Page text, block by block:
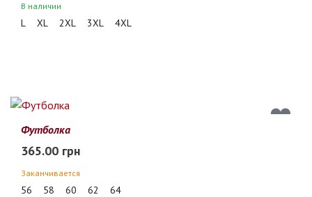
В наличии
L XL 2XL 3XL 4XL
Футболка
365.00 грн
Заканчивается
56 58 60 62 64